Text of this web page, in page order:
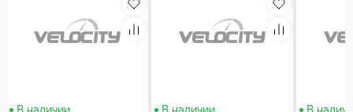
Избранное
Сравнение
Избранное
Сравнение